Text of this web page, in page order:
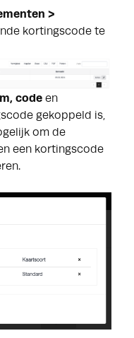
>
kortingscode te
code en
gekoppeld is,
om de
een kortingscode